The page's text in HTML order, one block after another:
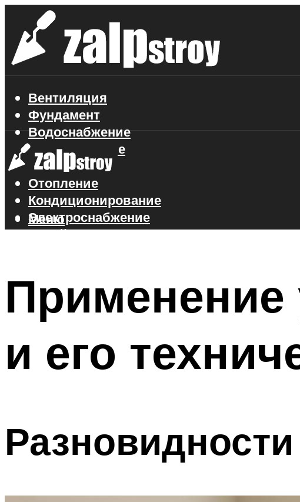
Вентиляция
Фундамент
Водоснабжение
Газоснабжение
Канализация
Отопление
Кондиционирование
Электроснабжение
Стройматериалы
Меню
Применение
и его